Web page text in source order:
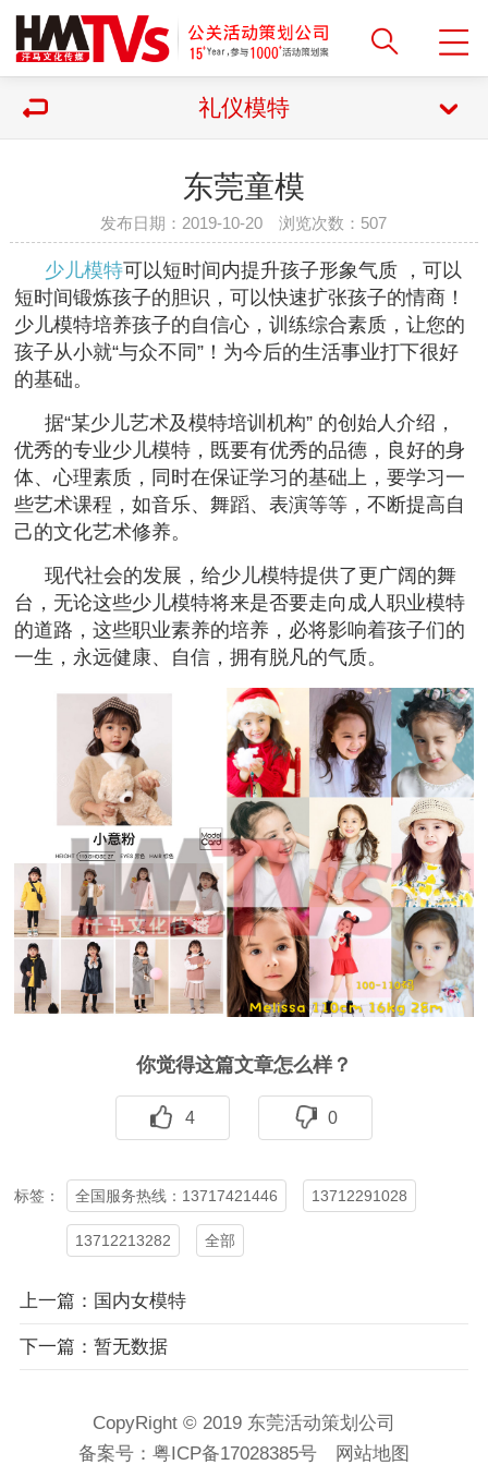
礼仪模特
东莞童模
发布日期：2019-10-20 浏览次数： 507
少儿模特可以短时间内提升孩子形象气质 ，可以
短时间锻炼孩子的胆识，可以快速扩张孩子的情商！
少儿模特培养孩子的自信心，训练综合素质，让您的
孩子从小就“与众不同”！为今后的生活事业打下很好
的基础。
据“某少儿艺术及模特培训机构” 的创始人介绍，
优秀的专业少儿模特，既要有优秀的品德，良好的身
体、心理素质，同时在保证学习的基础上，要学习一
些艺术课程，如音乐、舞蹈、表演等等，不断提高自
己的文化艺术修养。
现代社会的发展，给少儿模特提供了更广阔的舞
台，无论这些少儿模特将来是否要走向成人职业模特
的道路，这些职业素养的培养，必将影响着孩子们的
一生，永远健康、自信，拥有脱凡的气质。
你觉得这篇文章怎么样？
4 0
标签： 全国服务热线：13717421446 13712291028
13712213282 全部
上一篇：国内女模特
下一篇：暂无数据
CopyRight © 2019 东莞活动策划公司
备案号： 粤ICP备17028385号 网站地图